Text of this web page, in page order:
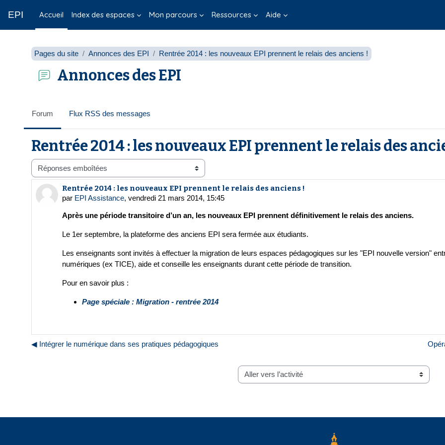
EPI Accueil Index des espaces Mon parcours Ressources Aide
Pages du site
Annonces des EPI Rentrée 2014 : les nouveaux EPI prennent le relais des anciens !
Annonces des EPI
Forum Flux RSS des messages
Rentrée 2014 : les nouveaux EPI prennent le relais des
Type d’affichage
Rentrée 2014 : les nouveaux EPI prennent le relais des anciens !
par EPI Assistance, vendredi 21 mars 2014, 15:45
Nombre de réponses : 0
Après une période transitoire d’un an, les nouveaux EPI prennent définitivement le relais des anciens.
Le 1er septembre, la plateforme des anciens EPI sera fermée aux étudiants.
Les enseignants sont invités à effectuer la migration de leurs espaces pédagogiques sur les "EPI nouvelle version"
numériques (ex TICE), aide et conseille les enseignants durant cette période de transition.
Pour en savoir plus :
Page spéciale : Migration - rentrée 2014
◀︎ Intégrer le numérique dans ses pratiques pédagogiques
Aller vers l’activité